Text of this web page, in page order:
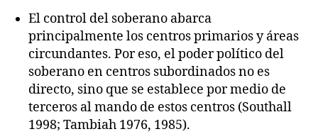
El control del soberano abarca
principalmente los centros primarios y áreas
circundantes. Por eso, el poder político del
soberano en centros subordinados no es
directo, sino que se establece por medio de
terceros al mando de estos centros (Southall
1998; Tambiah 1976, 1985).